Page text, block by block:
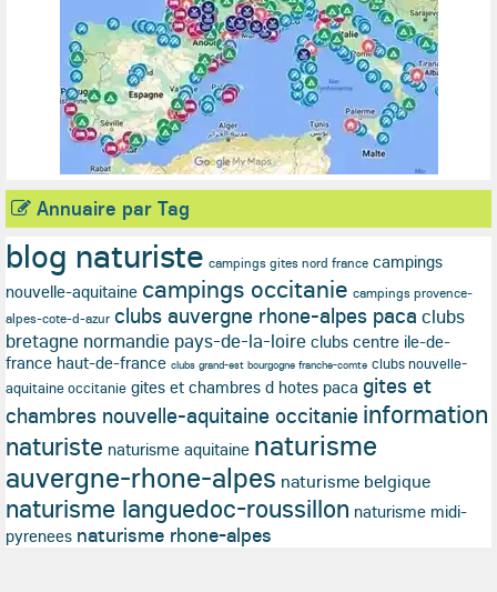
Annuaire par Tag
blog naturiste campings gites nord france campings
nouvelle-aquitaine campings occitanie campings provence-
alpes-cote-d-azur clubs auvergne rhone-alpes paca clubs
bretagne normandie pays-de-la-loire clubs centre ile-de-
france haut-de-france clubs grand-est bourgogne franche-comte clubs nouvelle-
aquitaine occitanie gites et chambres d hotes paca gites et
chambres nouvelle-aquitaine occitanie information
naturiste naturisme aquitaine naturisme
auvergne-rhone-alpes naturisme belgique
naturisme languedoc-roussillon naturisme midi-
pyrenees naturisme rhone-alpes